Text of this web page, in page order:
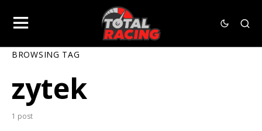
BROWSING TAG
zytek
1 post